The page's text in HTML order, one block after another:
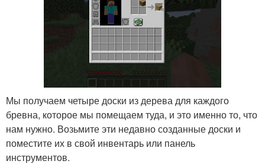
Мы получаем четыре доски из дерева для каждого
бревна, которое мы помещаем туда, и это именно то, что
нам нужно. Возьмите эти недавно созданные доски и
поместите их в свой инвентарь или панель
инструментов.